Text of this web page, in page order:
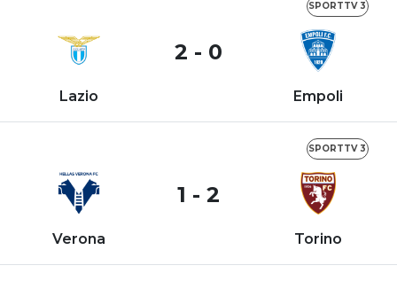
SPORTTV 3
Lazio
2 - 0
Empoli
SPORTTV 3
Verona
1 - 2
Torino